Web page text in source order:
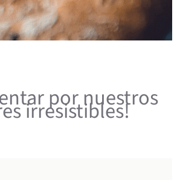
por nuestros
irresistibles!